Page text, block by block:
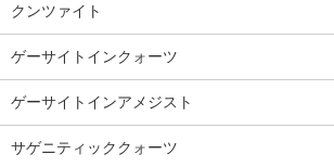
クンツァイト
ゲーサイトインクォーツ
ゲーサイトインアメジスト
サゲニティッククォーツ